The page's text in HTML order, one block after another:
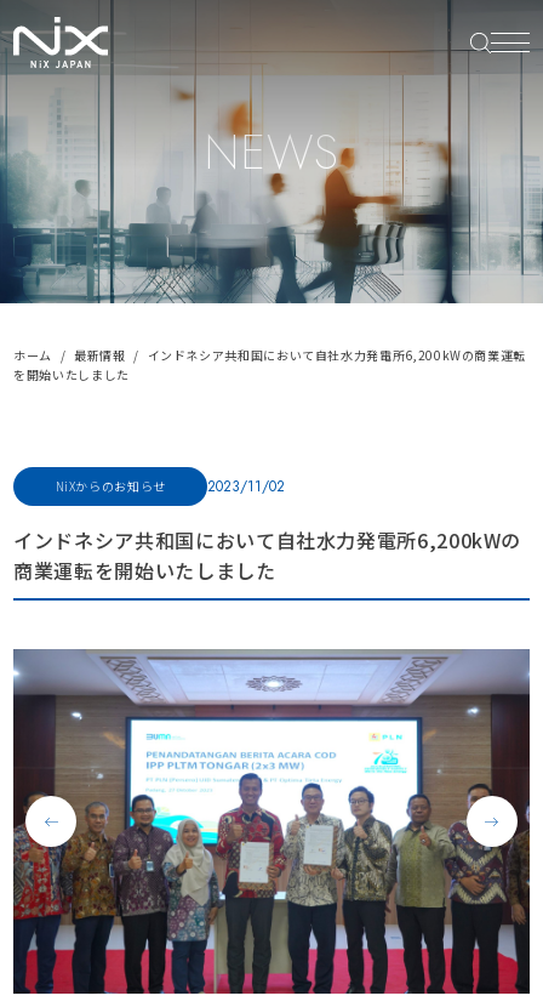
NEWS
ホーム 最新情報
インドネシア共和国において⾃社⽔⼒発電所6,200kWの商業運転
を開始いたしました
NiXからのお知らせ 2023/11/02
インドネシア共和国において⾃社⽔⼒発電所6,200kWの
商業運転を開始いたしました